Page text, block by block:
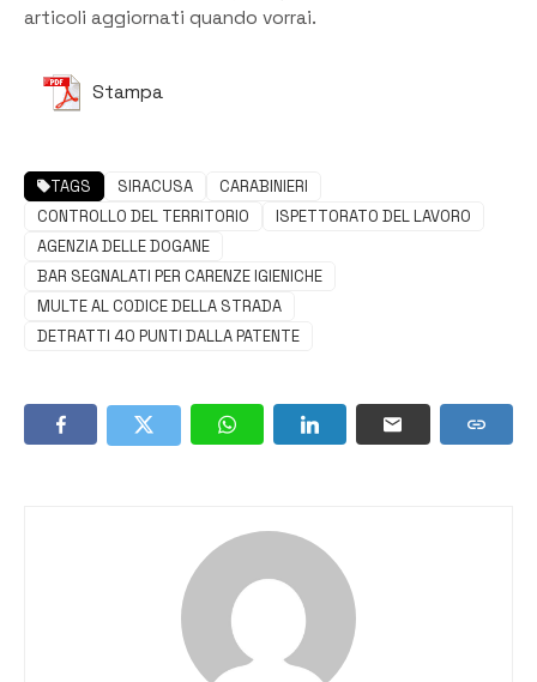
articoli aggiornati quando vorrai.
Stampa
TAGS SIRACUSA
CARABINIERI
CONTROLLO DEL TERRITORIO
ISPETTORATO DEL LAVORO
AGENZIA DELLE DOGANE
BAR SEGNALATI PER CARENZE IGIENICHE
MULTE AL CODICE DELLA STRADA
DETRATTI 40 PUNTI DALLA PATENTE